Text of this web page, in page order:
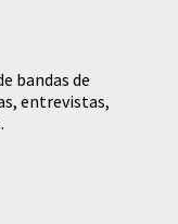
bandas de
entrevistas,